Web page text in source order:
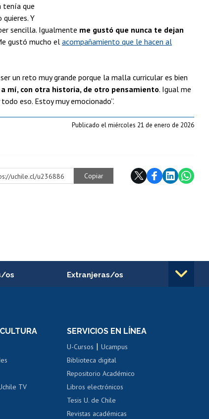
tenía que
Y
sencilla. Igualmente me gustó que nunca te dejan
gustó mucho el acompañamiento que le hacen al
un reto muy grande porque la malla curricular es bien
mí, con otra historia, de otro pensamiento. Igual me
eso. Estoy muy emocionado”.
Publicado el miércoles 21 de enero de 2026
uchile.cl/u236886 Copiar
os
interna
Extranjeras/os
Cursos de español
TV
SERVICIOS EN LÍNEA
U-Cursos |Ucampus
Biblioteca digital
Repositorio Académico
Libros electrónicos
Tesis U. de Chile
Revistas académicas